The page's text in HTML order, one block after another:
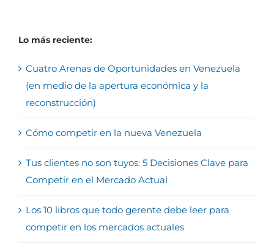
Lo más reciente:
Cuatro Arenas de Oportunidades en Venezuela
(en medio de la apertura económica y la
reconstrucción)
Cómo competir en la nueva Venezuela
Tus clientes no son tuyos: 5 Decisiones Clave para
Competir en el Mercado Actual
Los 10 libros que todo gerente debe leer para
competir en los mercados actuales